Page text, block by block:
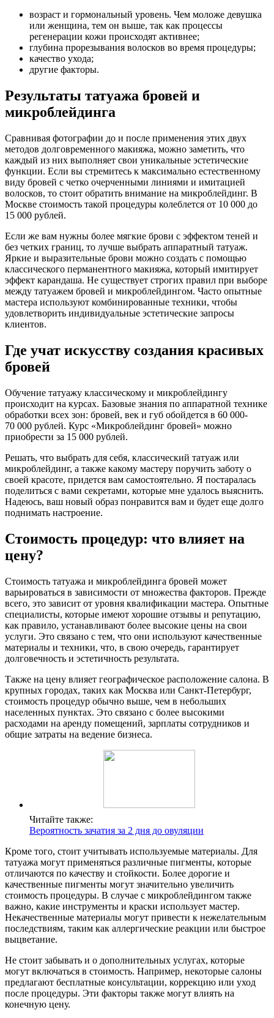
возраст и гормональный уровень. Чем моложе девушка
или женщина, тем он выше, так как процессы
регенерации кожи происходят активнее;
глубина прорезывания волосков во время процедуры;
качество ухода;
другие факторы.
Результаты татуажа бровей и
микроблейдинга
Сравнивая фотографии до и после применения этих двух
методов долговременного макияжа, можно заметить, что
каждый из них выполняет свои уникальные эстетические
функции. Если вы стремитесь к максимально естественному
виду бровей с четко очерченными линиями и имитацией
волосков, то стоит обратить внимание на микроблейдинг. В
Москве стоимость такой процедуры колеблется от 10 000 до
15 000 рублей.
Если же вам нужны более мягкие брови с эффектом теней и
без четких границ, то лучше выбрать аппаратный татуаж.
Яркие и выразительные брови можно создать с помощью
классического перманентного макияжа, который имитирует
эффект карандаша. Не существует строгих правил при выборе
между татуажем бровей и микроблейдингом. Часто опытные
мастера используют комбинированные техники, чтобы
удовлетворить индивидуальные эстетические запросы
клиентов.
Где учат искусству создания красивых
бровей
Обучение татуажу классическому и микроблейдингу
происходит на курсах. Базовые знания по аппаратной технике
обработки всех зон: бровей, век и губ обойдется в 60 000-
70 000 рублей. Курс «Микроблейдинг бровей» можно
приобрести за 15 000 рублей.
Решать, что выбрать для себя, классический татуаж или
микроблейдинг, а также какому мастеру поручить заботу о
своей красоте, придется вам самостоятельно. Я постаралась
поделиться с вами секретами, которые мне удалось выяснить.
Надеюсь, ваш новый образ понравится вам и будет еще долго
поднимать настроение.
Стоимость процедур: что влияет на
цену?
Стоимость татуажа и микроблейдинга бровей может
варьироваться в зависимости от множества факторов. Прежде
всего, это зависит от уровня квалификации мастера. Опытные
специалисты, которые имеют хорошие отзывы и репутацию,
как правило, устанавливают более высокие цены на свои
услуги. Это связано с тем, что они используют качественные
материалы и техники, что, в свою очередь, гарантирует
долговечность и эстетичность результата.
Также на цену влияет географическое расположение салона. В
крупных городах, таких как Москва или Санкт-Петербург,
стоимость процедур обычно выше, чем в небольших
населенных пунктах. Это связано с более высокими
расходами на аренду помещений, зарплаты сотрудников и
общие затраты на ведение бизнеса.
Читайте также:
Вероятность зачатия за 2 дня до овуляции
Кроме того, стоит учитывать используемые материалы. Для
татуажа могут применяться различные пигменты, которые
отличаются по качеству и стойкости. Более дорогие и
качественные пигменты могут значительно увеличить
стоимость процедуры. В случае с микроблейдингом также
важно, какие инструменты и краски использует мастер.
Некачественные материалы могут привести к нежелательным
последствиям, таким как аллергические реакции или быстрое
выцветание.
Не стоит забывать и о дополнительных услугах, которые
могут включаться в стоимость. Например, некоторые салоны
предлагают бесплатные консультации, коррекцию или уход
после процедуры. Эти факторы также могут влиять на
конечную цену.